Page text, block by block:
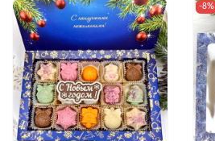
-8%